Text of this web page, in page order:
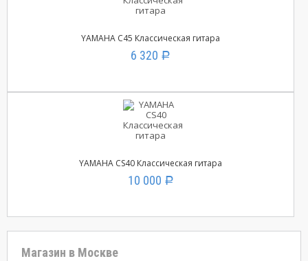
YAMAHA C45 Классическая гитара
6 320 Р
YAMAHA CS40 Классическая гитара
10 000 Р
Магазин в Москве